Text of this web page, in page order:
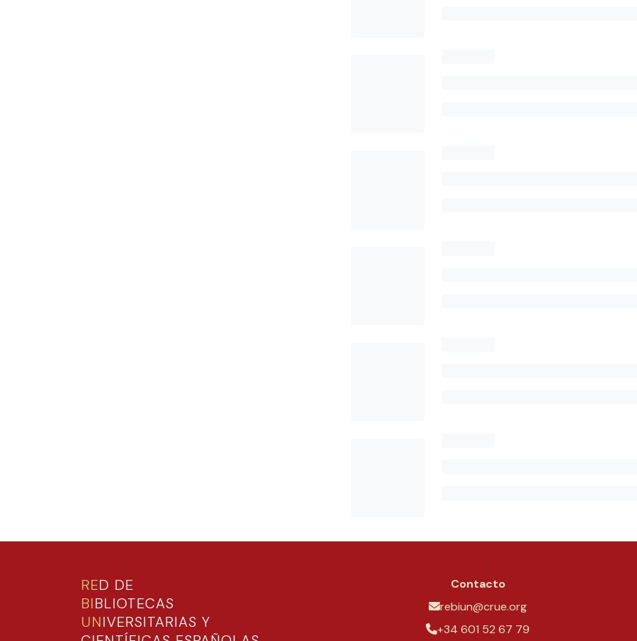
RED DE
BIBLIOTECAS
UNIVERSITARIAS Y
Contacto
rebiun@crue.org
+34 601 52 67 79